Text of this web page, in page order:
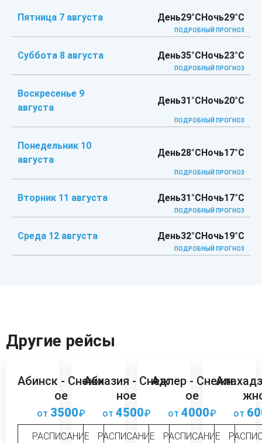
Пятница 7 августа День29°C Ночь29°C
ПОДРОБНЫЙ ПРОГНОЗ
Суббота 8 августа День35°C Ночь23°C
ПОДРОБНЫЙ ПРОГНОЗ
Воскресенье 9
августа
День31°C Ночь20°C
ПОДРОБНЫЙ ПРОГНОЗ
Понедельник 10
августа
День28°C Ночь17°C
ПОДРОБНЫЙ ПРОГНОЗ
Вторник 11 августа День31°C Ночь17°C
ПОДРОБНЫЙ ПРОГНОЗ
Среда 12 августа День32°C Ночь19°C
ПОДРОБНЫЙ ПРОГНОЗ
Другие рейсы
Абинск - Снежн
ое
от 3500₽
РАСПИСАНИЕ
Абхазия - Снеж
ное
от 4500₽
РАСПИСАНИЕ
Адлер - Снежн
ое
от 4000₽
РАСПИСАНИЕ
от